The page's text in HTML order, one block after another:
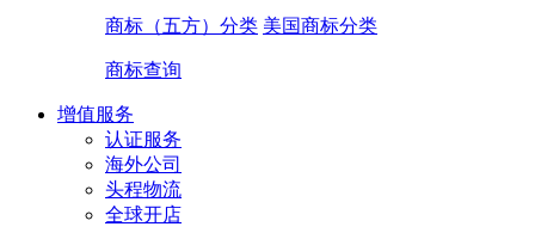
商标（五方）分类 美国商标分类
商标查询
增值服务
认证服务
海外公司
头程物流
全球开店